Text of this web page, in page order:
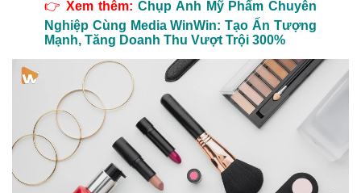
👉Xem thêm: Chụp Ảnh Mỹ Phẩm Chuyên
Nghiệp Cùng Media WinWin: Tạo Ấn Tượng
Mạnh, Tăng Doanh Thu Vượt Trội 300%